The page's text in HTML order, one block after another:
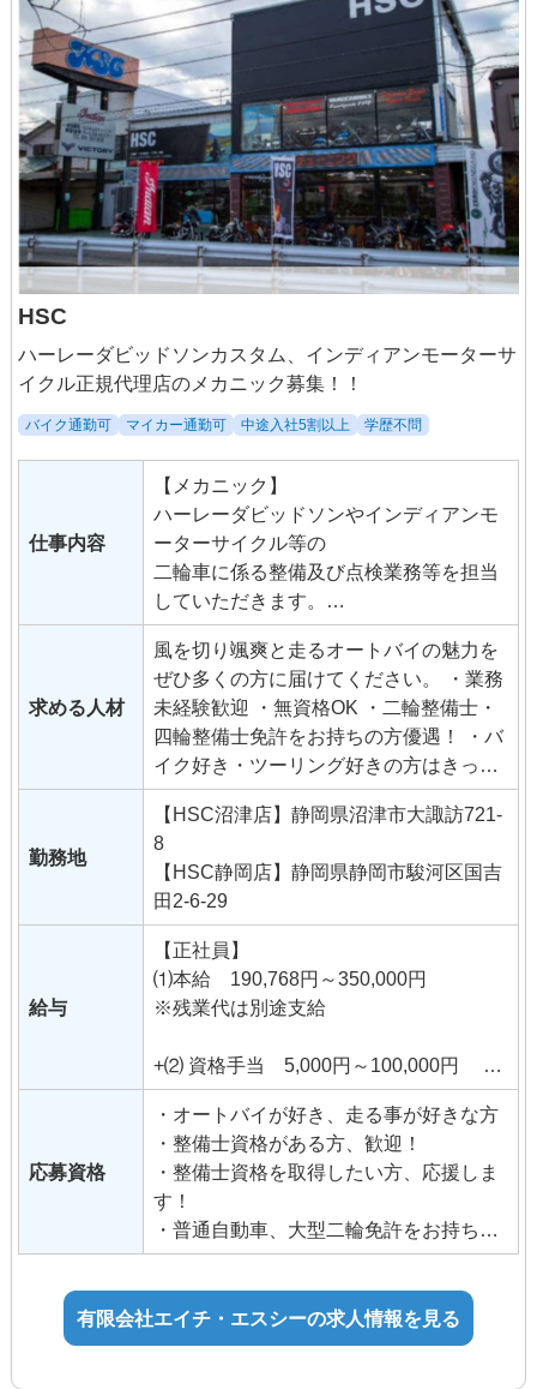
HSC
ハーレーダビッドソンカスタム、インディアンモーターサ
イクル正規代理店のメカニック募集！！
バイク通勤可 マイカー通勤可 中途入社5割以上 学歴不問
仕事内容
【メカニック】
ハーレーダビッドソンやインディアンモ
ーターサイクル等の
二輪車に係る整備及び点検業務等を担当
していただきます。
《主なの業務》
二輪・バイクに係る業務を担当していた
だきます。 ・二輪車の車検や整備（点
検・修理・チューニング・カスタムな
ど） ・二輪展示車両の加修、洗浄、みが
きなど ・お客様対応や伝票作成（順次、
覚えていただきます） ・ツーリングやイ
フ】
ハーレーダビッドソンをはじめとした、
だきます。
バイク関連のイベントに弊社が出店時に
は
きます！ 《主なの業務》
店舗にお越しいただいたお客様への車両
説明
電話でのお問合せの対応
カスタム・チューニングの提案と発注
（順次、覚えていただきます）
受注後のお客様のフォロー
ベント出店時のお客様誘導、試乗案内、
試乗誘導等）
車検業務補助
求める人材
風を切り颯爽と走るオートバイの魅力を
ぜひ多くの方に届けてください。 ・業務
未経験歓迎 ・無資格OK ・二輪整備士・
四輪整備士免許をお持ちの方優遇！ ・バ
イク好き・ツーリング好きの方はきっと
楽しい！ ・整備士免許はないけど、ゆく
ゆくは取得したい方 ・年齢・学歴不問 ・
ブランクのある方も歓迎 ・ハローワーク
でお仕事をお探しの方 ・コミュニケーシ
ョン能力 ※沼津店ー静岡店間で勤務地異
動あり（応相談）
勤務地
【HSC沼津店】静岡県沼津市大諏訪721-
8
【HSC静岡店】静岡県静岡市駿河区国吉
田2-6-29
給与
【正社員】
⑴本給 190,768円～350,000円
※残業代は別途支給
+⑵ 資格手当 5,000円～100,000円 整
備士等資格、※能力・スキルなどを考慮
し決定します。
+⑶ 役職手当 5,000円～100,000円 社
内規定に準ずる
+⑷ 通勤手当 賃金規定による（上限2万
円）
その他
・マイカー・バイク通勤可（無料駐車場
応募資格
・オートバイが好き、走る事が好きな方
・整備士資格がある方、歓迎！
・整備士資格を取得したい方、応援しま
す！
・普通自動車、大型二輪免許をお持ちの
方（取得予定も可）
有限会社エイチ・エスシーの求人情報を見る